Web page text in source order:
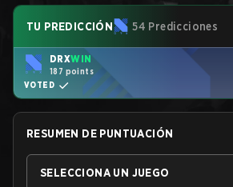
TU PREDICCIÓN 54 Predicciones
DRXWIN
187 points
VOTED
RESUMEN DE PUNTUACIÓN
SELECCIONA UN JUEGO